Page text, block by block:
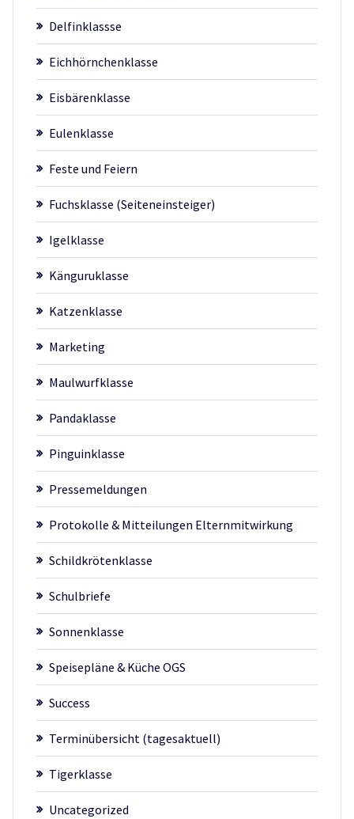
Delfinklassse
Eichhörnchenklasse
Eisbärenklasse
Eulenklasse
Feste und Feiern
Fuchsklasse (Seiteneinsteiger)
Igelklasse
Känguruklasse
Katzenklasse
Marketing
Maulwurfklasse
Pandaklasse
Pinguinklasse
Pressemeldungen
Protokolle & Mitteilungen Elternmitwirkung
Schildkrötenklasse
Schulbriefe
Sonnenklasse
Speisepläne & Küche OGS
Success
Terminübersicht (tagesaktuell)
Tigerklasse
Uncategorized